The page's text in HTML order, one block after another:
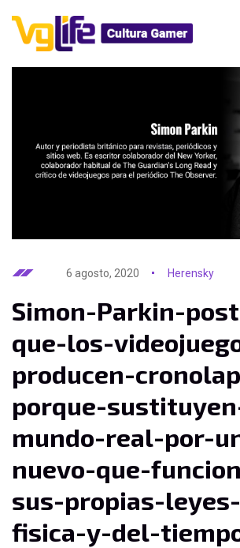
6 agosto, 2020 Herensky
Simon-Parkin-
que-los-
producen-
porque-
mundo-real-por-
nuevo-que-
sus-propias-
fisica-y-del-